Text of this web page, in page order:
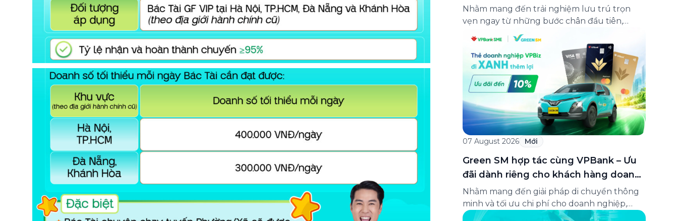
lên đến 25%
Nhằm mang đến trải nghiệm lưu trú trọn
vẹn ngay từ những bước chân đầu tiên,
Green SM chính thức hợp tác cùng
Oakwood Residence Hanoi triển khai chương
trình ưu đãi di chuyển dành riêng cho khách
hàng có điểm đi hoặc điểm đến tại khu căn
hộ dịch vụ này. Tọa lạc trong […]
07 August 2026 Mới
Green SM hợp tác cùng VPBank – Ưu
đãi dành riêng cho khách hàng doanh
nghiệp Green Business
Nhằm mang đến giải pháp di chuyển thông
minh và tối ưu chi phí cho doanh nghiệp,
Green SM chính thức hợp tác cùng VPBank